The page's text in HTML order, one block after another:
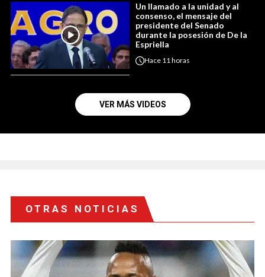
Un llamado a la unidad y al
consenso, el mensaje del
presidente del Senado
durante la posesión de De la
Espriella
Hace 11 horas
VER MÁS VIDEOS
OTRAS NOTICIAS